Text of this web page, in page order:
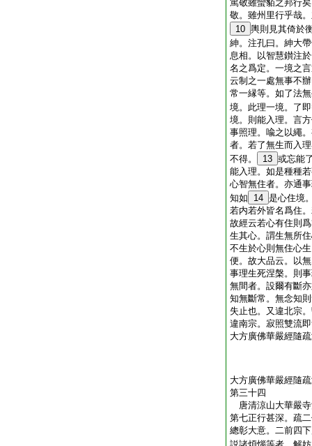
篤敬雖蠻貊之邦行
敬。雖州里行乎哉
10 輿則見其倚於
紳。注孔曰。紳大
息相。以智慧鑚注
名之爲定。一境之
云制之一處無事不
常一縁等。如了法
境。此理一境。了
境。則能入理。言
事照理。喩之以繩
者。若了無生而入
不得。
13 或忘能
能入理。如是種種
心智無住者。亦通
知如
14 是心住境
若内若外皆名爲住
故經云若心有住則
生其心。謂生無所
不生於心則無住心
便。故大品云。以
事理生死涅槃。則
無間者。設爾有斷
知無斷常。無念知
失止也。又違北宗
違南宗。寂照雙流
大方廣佛華嚴經隨
大方廣佛華嚴經隨
第三十四
唐清涼山大華嚴
第七正行甚深。疏
總彰大意。二前四